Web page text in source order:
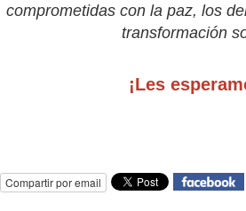
comprometidas con la paz, los
transformación
¡Les
Compartir por email